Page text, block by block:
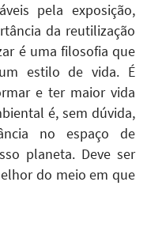
pela exposição,
da reutilização
é uma filosofia que
estilo de vida. É
e ter maior vida
é, sem dúvida,
no espaço de
planeta. Deve ser
do meio em que